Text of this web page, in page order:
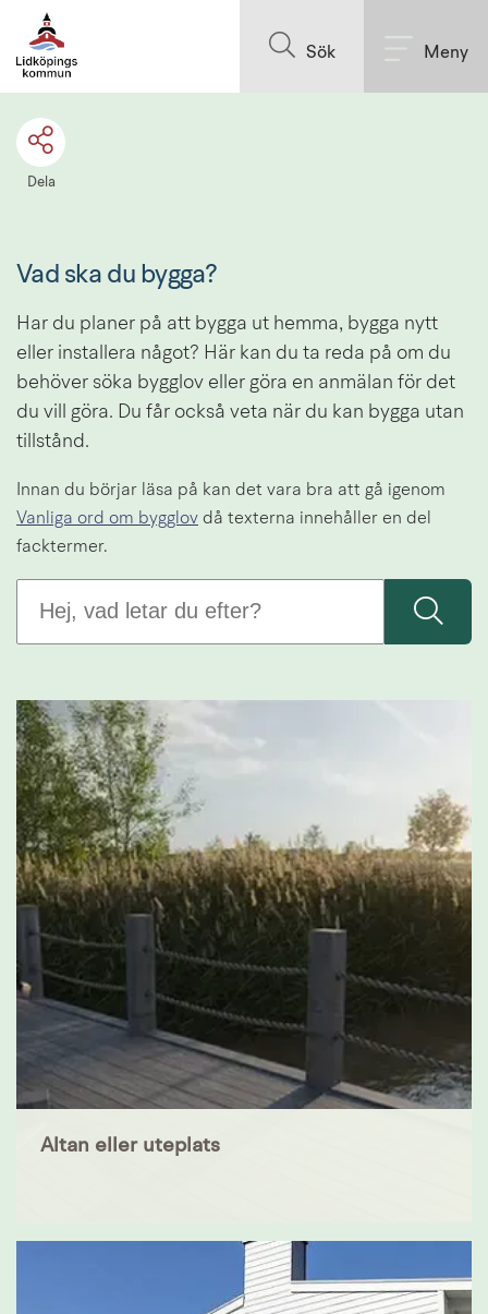
Sök Meny
Dela
Vad ska du bygga?
Har du planer på att bygga ut hemma, bygga nytt
eller installera något? Här kan du ta reda på om du
behöver söka bygglov eller göra en anmälan för det
du vill göra. Du får också veta när du kan bygga utan
tillstånd.
Vanliga ord om bygglov då texterna innehåller en del
facktermer.
Sökförslagen
presenteras
sökrutan
Altan eller uteplats